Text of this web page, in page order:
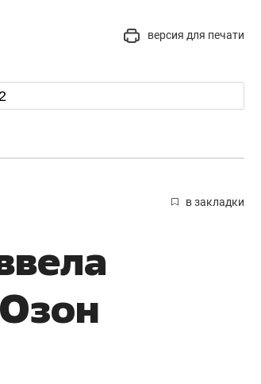
версия для печати
2
в закладки